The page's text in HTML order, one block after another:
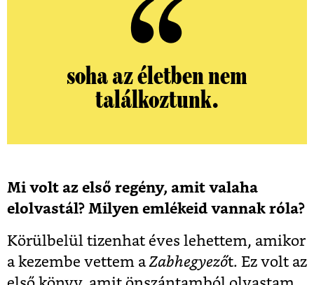
soha az életben nem
találkoztunk.
Mi volt az első regény, amit valaha
elolvastál? Milyen emlékeid vannak róla?
Körülbelül tizenhat éves lehettem, amikor
a kezembe vettem aZabhegyezőt. Ez volt az